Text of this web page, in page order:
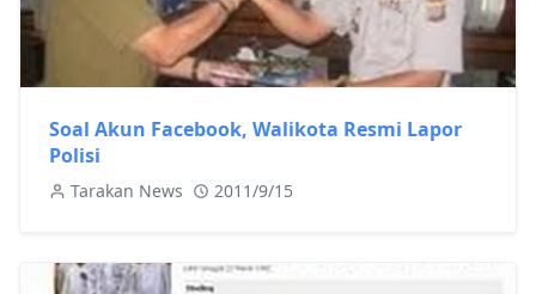
Soal Akun Facebook, Walikota Resmi Lapor
Polisi
Tarakan News 2011/9/15